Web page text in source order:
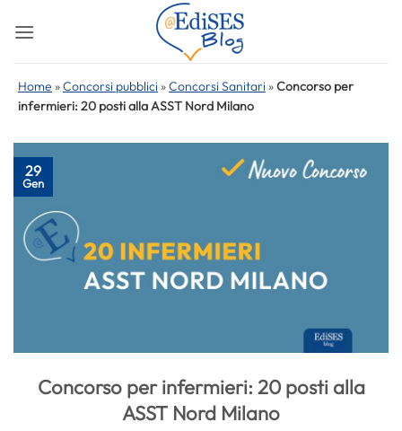
Home »Concorsi pubblici »Concorsi Sanitari »Concorso per
infermieri: 20 posti alla ASST Nord Milano
29
Gen
Concorso per infermieri: 20 posti alla
ASST Nord Milano